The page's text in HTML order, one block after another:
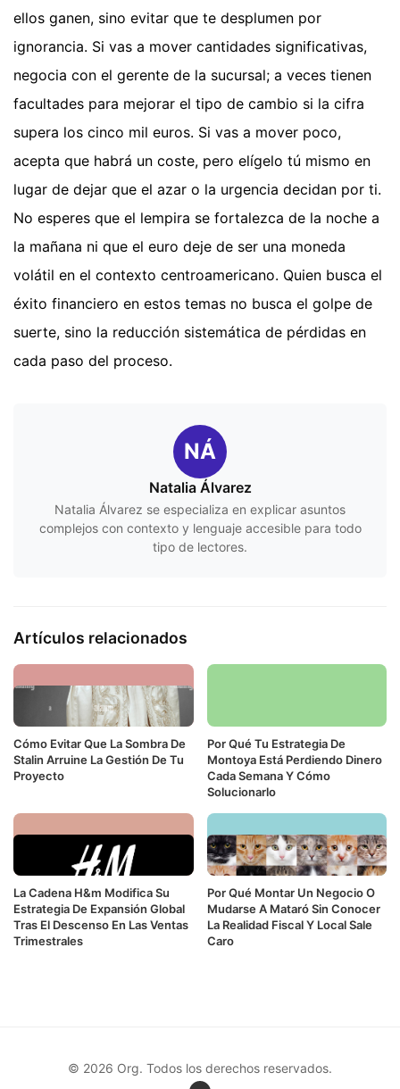
ellos ganen, sino evitar que te desplumen por
ignorancia. Si vas a mover cantidades significativas,
negocia con el gerente de la sucursal; a veces tienen
facultades para mejorar el tipo de cambio si la cifra
supera los cinco mil euros. Si vas a mover poco,
acepta que habrá un coste, pero elígelo tú mismo en
lugar de dejar que el azar o la urgencia decidan por ti.
No esperes que el lempira se fortalezca de la noche a
la mañana ni que el euro deje de ser una moneda
volátil en el contexto centroamericano. Quien busca el
éxito financiero en estos temas no busca el golpe de
suerte, sino la reducción sistemática de pérdidas en
cada paso del proceso.
NÁ
Natalia Álvarez
Natalia Álvarez se especializa en explicar asuntos
complejos con contexto y lenguaje accesible para todo
tipo de lectores.
Artículos relacionados
Cómo Evitar Que La Sombra De
Stalin Arruine La Gestión De Tu
Proyecto
Por Qué Tu Estrategia De
Montoya Está Perdiendo Dinero
Cada Semana Y Cómo
Solucionarlo
La Cadena H&m Modifica Su
Estrategia De Expansión Global
Tras El Descenso En Las Ventas
Trimestrales
Por Qué Montar Un Negocio O
Mudarse A Mataró Sin Conocer
La Realidad Fiscal Y Local Sale
Caro
© 2026 Org. Todos los derechos reservados.